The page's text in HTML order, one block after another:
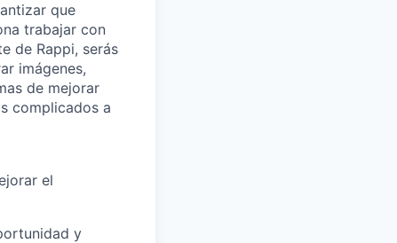
que
trabajar con
de Rappi, serás
imágenes,
de mejorar
complicados a
el
y